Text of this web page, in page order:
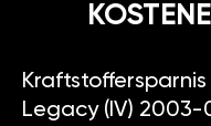
Kraftstoffersparnis
Legacy (IV) 2003-